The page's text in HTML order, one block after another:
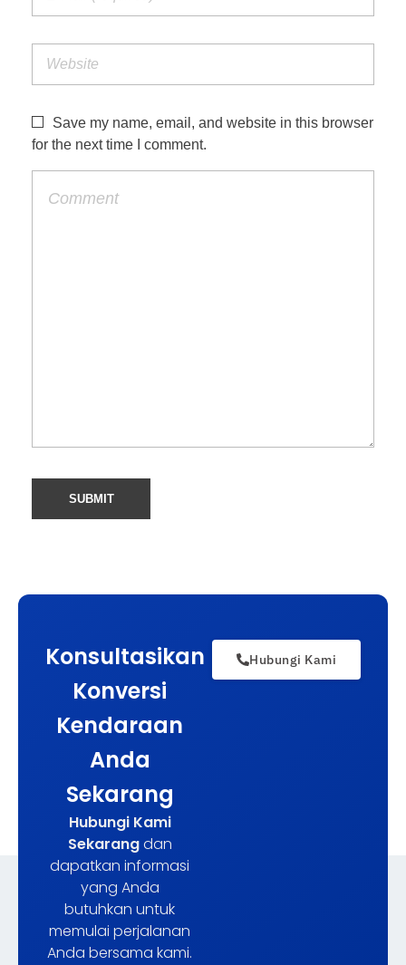
Save my name, email, and website in this browser
for the next time I comment.
Konsultasikan
Konversi
Kendaraan
Anda
Sekarang
Hubungi Kami
Sekarangdan
dapatkan informasi
yang Anda
butuhkan untuk
memulai perjalanan
Anda bersama kami.
Hubungi Kami